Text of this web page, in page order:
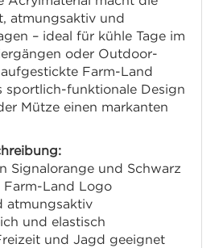
atmungsaktiv und
– ideal für kühle Tage im
oder Outdoor-
Farm-Land
sportlich-funktionale Design
Mütze einen markanten
Signalorange und Schwarz
Farm-Land Logo
atmungsaktiv
und elastisch
und Jagd geeignet